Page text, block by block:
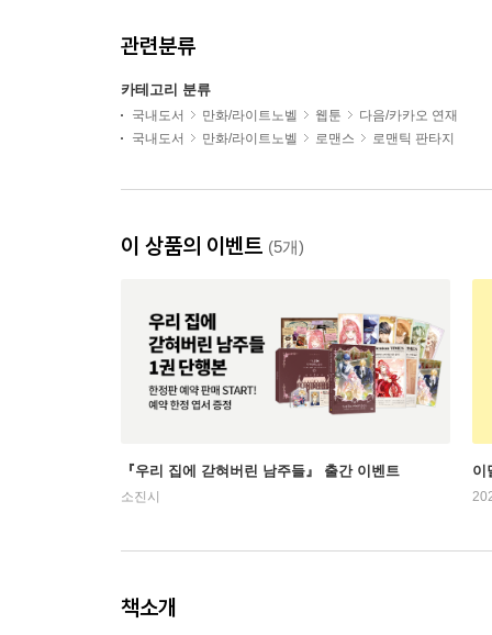
관련분류
카테고리 분류
국내도서 만화/라이트노벨 웹툰
다음/카카오 연재
국내도서
만화/라이트노벨 로맨스 로맨틱 판타지
이 상품의 이벤트 (5개)
『우리 집에 갇혀버린 남주들』 출간 이벤트
소진시
이
책소개